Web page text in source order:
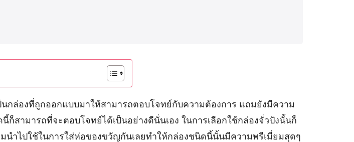
กล่องที่ถูกออกแบบมาให้สามารถตอบโจทย์กับความต้องการ แถมยังมีความ
สามารถที่จะตอบโจทย์ได้เป็นอย่างดีนั่นเอง ในการเลือกใช้กล่องจั่วปังนั้นก็
นำไปใช้ในการใส่ห่อของขวัญกันเลยทำให้กล่องชนิดนี้นั้นมีความพรีเมี่ยมสุดๆ